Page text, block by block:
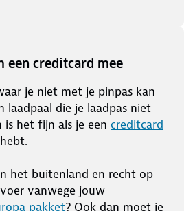
een creditcard mee
je niet met je pinpas kan
laadpaal die je laadpas niet
is het fijn als je een creditcard
het buitenland en recht op
vanwege jouw
pakket? Ook dan moet je